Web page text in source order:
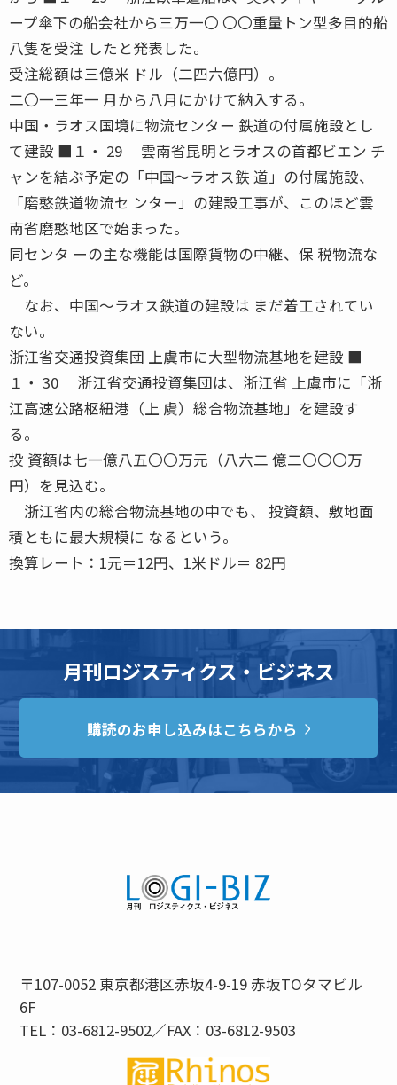
ープ傘下の船会社から三万一〇 〇〇重量トン型多目的船
八隻を受注 したと発表した。
受注総額は三億米 ドル（二四六億円）。
二〇一三年一 月から八月にかけて納入する。
中国・ラオス国境に物流センター 鉄道の付属施設とし
て建設 ■１・ 29 雲南省昆明とラオスの首都ビエン チ
ャンを結ぶ予定の「中国〜ラオス鉄 道」の付属施設、
「磨憨鉄道物流セ ンター」の建設工事が、このほど雲
南省磨憨地区で始まった。
同センタ ーの主な機能は国際貨物の中継、保 税物流な
ど。
なお、中国〜ラオス鉄道の建設は まだ着工されてい
ない。
浙江省交通投資集団 上虞市に大型物流基地を建設 ■
１・ 30 浙江省交通投資集団は、浙江省 上虞市に「浙
江高速公路枢紐港（上 虞）総合物流基地」を建設す
る。
投 資額は七一億八五〇〇万元（八六二 億二〇〇〇万
円）を見込む。
浙江省内の総合物流基地の中でも、 投資額、敷地面
積ともに最大規模に なるという。
換算レート：1元＝12円、1米ドル＝ 82円
月刊ロジスティクス・ビジネス
購読のお申し込みはこちらから
〒107-0052 東京都港区赤坂4-9-19 赤坂TOタマビル
6F
TEL：03-6812-9502／FAX：03-6812-9503